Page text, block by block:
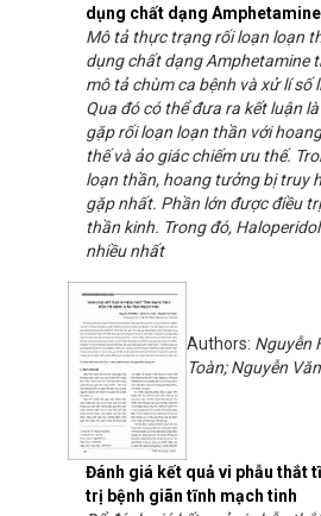
dụng chất dạng Amphetamine
Mô tả thực trạng rối loạn loạn
dụng chất dạng Amphetamine
mô tả chùm ca bệnh và xử lí số
Qua đó có thể đưa ra kết luận
gặp rối loạn loạn thần với
thế và ảo giác chiếm ưu thế.
loạn thần, hoang tưởng bị truy
gặp nhất. Phần lớn được điều
thần kinh. Trong đó,
nhiều nhất
Đánh giá kết quả vi phẫu thắt
trị bệnh giãn tĩnh mạch tinh
Authors: Nguyễn
Toàn; Nguyễn